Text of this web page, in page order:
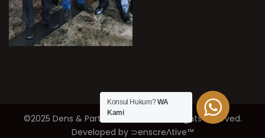
©2025 Dens & Partner’s Law Firm / All rights reserved.
Developed by ⊃enscreΛtive™
Konsul Hukum?WA
Kami